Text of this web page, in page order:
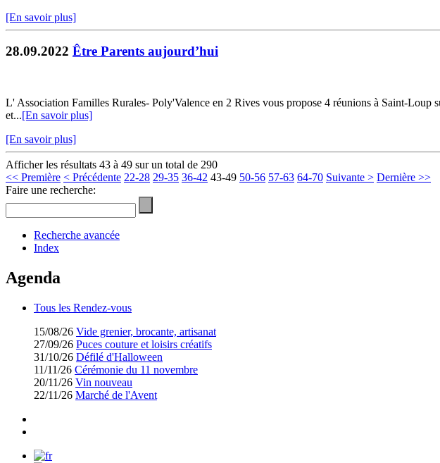
[En savoir plus]
28.09.2022 Être Parents aujourd’hui
L' Association Familles Rurales- Poly'Valence en 2 Rives vous propose 4 réunions à Saint-
et...[En savoir plus]
[En savoir plus]
Afficher les résultats 43 à 49 sur un total de 290
<< Première < Précédente 22-28 29-35 36-42 43-49 50-56 57-63 64-70 Suivante > Dernière >>
Faire une recherche:
Recherche avancée
Index
Agenda
Tous les Rendez-vous
15/08/26 Vide grenier, brocante, artisanat
27/09/26 Puces couture et loisirs créatifs
31/10/26 Défilé d'Halloween
11/11/26 Cérémonie du 11 novembre
20/11/26 Vin nouveau
22/11/26 Marché de l'Avent